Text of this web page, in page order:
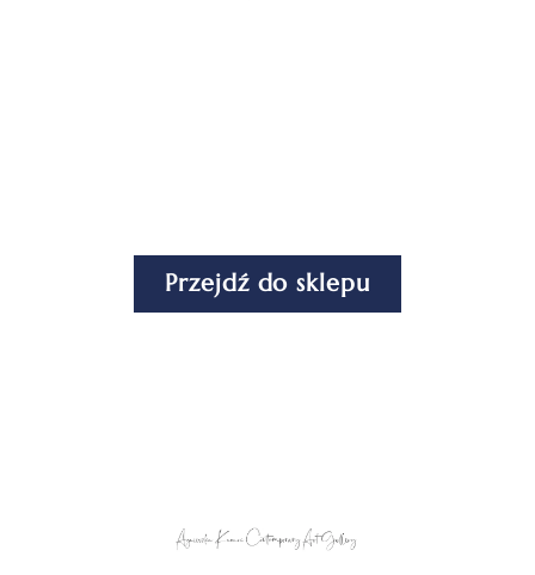
Przejdź do sklepu